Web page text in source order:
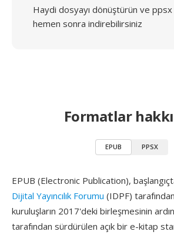
Haydi dosyayı dönüştürün ve ppsx
hemen sonra indirebilirsiniz
Formatlar
EPUB PPSX
EPUB (Electronic Publication),
Dijital Yayıncılık Forumu (IDPF)
kuruluşların 2017'deki birleşmesinin
tarafından sürdürülen açık bir e-kitap